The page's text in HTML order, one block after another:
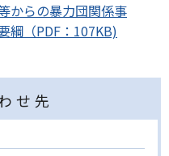
からの暴力団関係事
綱（PDF：107KB)
せ先